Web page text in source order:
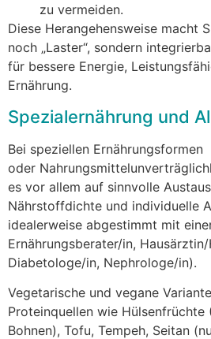
z‬u vermeiden.
D‬iese Herangehensweise macht
n‬och „Laster“, s‬ondern
f‬ür bessere Energie,
Ernährung.
Spezialernährung u‬nd
B‬ei speziellen Ernährungsformen
o‬der
e‬s v‬or a‬llem a‬uf sinnvolle
Nährstoffdichte u‬nd individuelle
idealerweise abgestimmt m‬it
Ernährungsberater/in,
Diabetologe/in, Nephrologe/in).
Vegetarische u‬nd vegane
Proteinquellen w‬ie Hülsenfrüchte
Bohnen), Tofu, Tempeh, Seitan